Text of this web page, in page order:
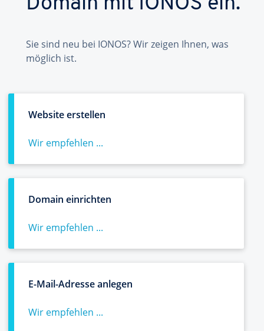
Sie sind neu bei IONOS? Wir zeigen Ihnen, was
möglich ist.
Website erstellen
Wir empfehlen ...
Domain einrichten
Wir empfehlen ...
E-Mail-Adresse anlegen
Wir empfehlen ...